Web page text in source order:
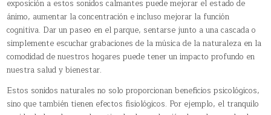
exposición a estos sonidos calmantes puede mejorar el estado de
ánimo, aumentar la concentración e incluso mejorar la función
cognitiva. Dar un paseo en el parque, sentarse junto a una cascada o
simplemente escuchar grabaciones de la música de la naturaleza en la
comodidad de nuestros hogares puede tener un impacto profundo en
nuestra salud y bienestar.
Estos sonidos naturales no solo proporcionan beneficios psicológicos,
sino que también tienen efectos fisiológicos. Por ejemplo, el tranquilo